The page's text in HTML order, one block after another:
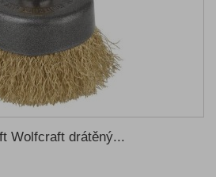
Wolfcraft drátěný...